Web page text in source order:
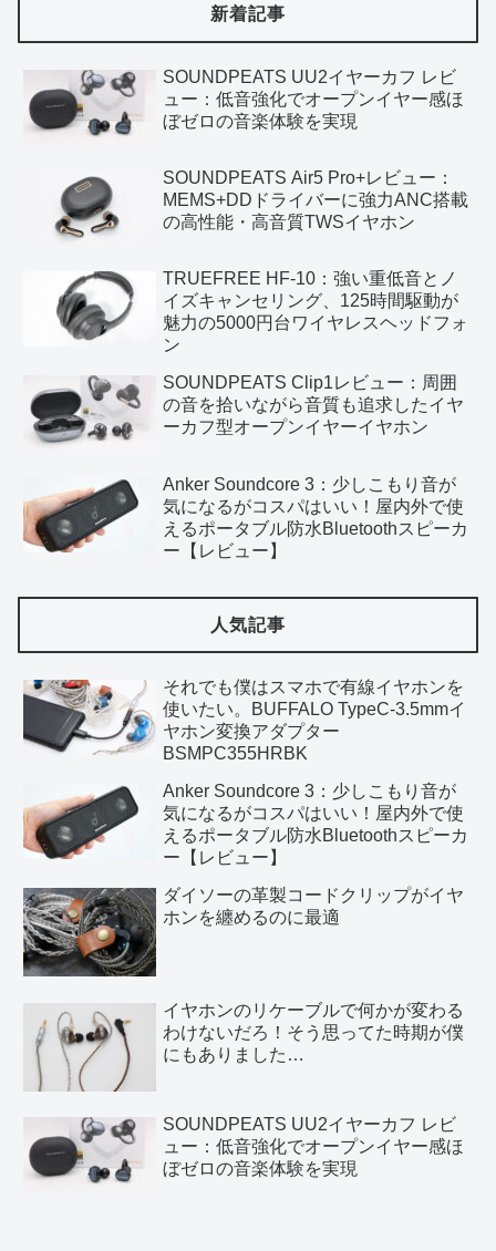
新着記事
SOUNDPEATS UU2イヤーカフ レビ
ュー：低音強化でオープンイヤー感ほ
ぼゼロの音楽体験を実現
SOUNDPEATS Air5 Pro+レビュー：
MEMS+DDドライバーに強力ANC搭載
の高性能・高音質TWSイヤホン
TRUEFREE HF-10：強い重低音とノ
イズキャンセリング、125時間駆動が
魅力の5000円台ワイヤレスヘッドフォ
ン
SOUNDPEATS Clip1レビュー：周囲
の音を拾いながら音質も追求したイヤ
ーカフ型オープンイヤーイヤホン
Anker Soundcore 3：少しこもり音が
気になるがコスパはいい！屋内外で使
えるポータブル防水Bluetoothスピーカ
ー【レビュー】
人気記事
それでも僕はスマホで有線イヤホンを
使いたい。BUFFALO TypeC-3.5mmイ
ヤホン変換アダプター
BSMPC355HRBK
Anker Soundcore 3：少しこもり音が
気になるがコスパはいい！屋内外で使
えるポータブル防水Bluetoothスピーカ
ー【レビュー】
ダイソーの革製コードクリップがイヤ
ホンを纏めるのに最適
イヤホンのリケーブルで何かが変わる
わけないだろ！そう思ってた時期が僕
にもありました…
SOUNDPEATS UU2イヤーカフ レビ
ュー：低音強化でオープンイヤー感ほ
ぼゼロの音楽体験を実現